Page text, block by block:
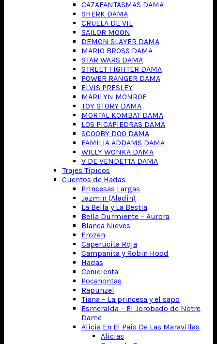
CAZAFANTASMAS DAMA
SHERK DAMA
CRUELA DE VIL
SAILOR MOON
DEMON SLAYER DAMA
MARIO BROSS DAMA
STAR WARS DAMA
STREET FIGHTER DAMA
POWER RANGER DAMA
ELVIS PRESLEY
MARILYN MONROE
TOY STORY DAMA
MORTAL KOMBAT DAMA
LOS PICAPIEDRAS DAMA
SCOOBY DOO DAMA
FAMILIA ADDAMS DAMA
WILLY WONKA DAMA
V DE VENDETTA DAMA
Trajes Típicos
Cuentos de Hadas
Princesas Largas
Jazmin (Aladin)
La Bella y La Bestia
Bella Durmiente – Aurora
Blanca Nieves
Frozen
Caperucita Roja
Campanita y Robin Hood
Hadas
Cenicienta
Pocahontas
Rapunzel
Tiana – La princesa y el sapo
Esmeralda – El Jorobado de Notre
Dame
Alicia En El Pais De Las Maravillas
Alicias